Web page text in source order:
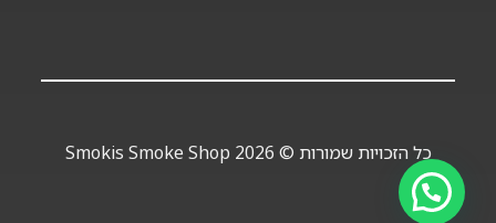
כל הזכויות שמורות © 2026 Smokis Smoke Shop